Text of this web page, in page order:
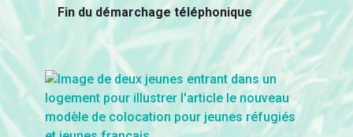
Fin du démarchage téléphonique